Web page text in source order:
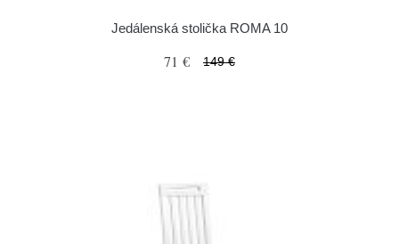
Jedálenská stolička ROMA 10
71 € 149 €